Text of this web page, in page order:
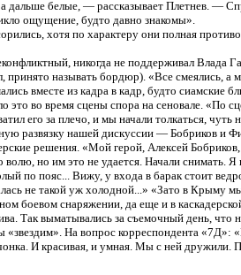
дальше белые, — рассказывает Плетнев. —
ощущение, будто давно знакомы».
хотя по характеру они полная
никогда не поддерживал Влада
принято называть бордюр). «Все смеялись,
вместе из кадра в кадр, будто сиамские
это во время сцены спора на сеновале.
его за плечо, и мы начали толкаться,
развязку нашей дискуссии — Бобриков и
решения. «Мой герой, Алексей
волю, но им это не удается. Начали снимать.
по пояс... Вижу, у входа в барак стоит
не такой уж холодной...» «Зато в
боевом снаряжении, да еще и в
Так выматывались за съемочный день,
На вопрос корреспондента «7Д»:
И красивая, и умная. Мы с ней дружили.